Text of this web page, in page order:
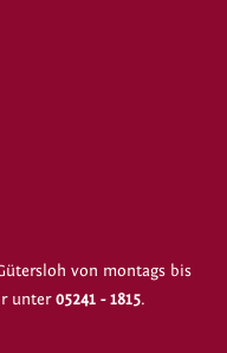
von montags bis
unter05241 - 1815.